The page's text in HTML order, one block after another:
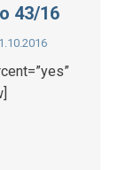
43/16